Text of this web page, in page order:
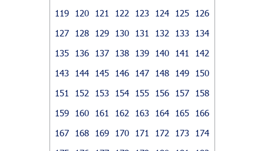
119
120 121 122 123 124 125
126
127
128 129 130 131 132 133
134
135
136 137 138 139 140 141
142
143
144 145 146 147 148 149
150
151
152 153 154 155 156 157
158
159
160 161 162 163 164 165
166
167
168 169 170 171 172 173
174